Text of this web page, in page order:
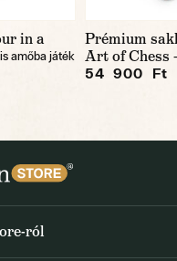
in a
amőba játék
Prémium
Art of Chess
54 900 Ft
ról